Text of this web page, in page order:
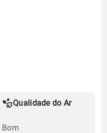
Qualidade do Ar
Bom